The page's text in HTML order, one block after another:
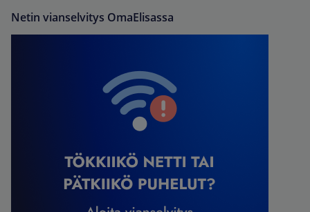
Netin vianselvitys OmaElisassa